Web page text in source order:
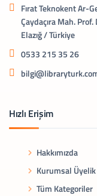
Fırat Teknokent Ar-
Çaydaçıra Mah.
Elazığ / Türkiye
0533 215 35 26
Hızlı Erişim
Hakkımızda
Kurumsal Üyelik
Tüm Kategoriler